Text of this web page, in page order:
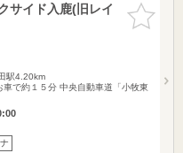
お気に入
りに追加
イド入鹿(旧レイ
駅4.20km
車で約１５分 中央自動車道「小牧東